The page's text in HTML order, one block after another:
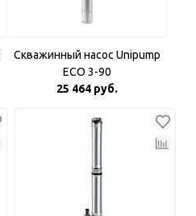
Скважинный насос Unipump
ECO 3-90
25 464 руб.